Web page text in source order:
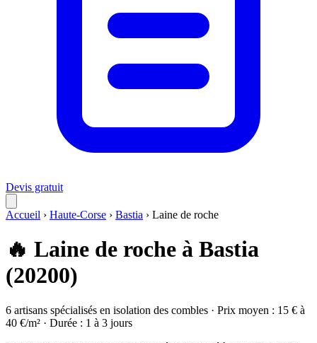
Devis gratuit
Accueil › Haute-Corse › Bastia › Laine de roche
🔥 Laine de roche à Bastia
(20200)
6 artisans spécialisés en isolation des combles · Prix moyen : 15 € à
40 €/m² · Durée : 1 à 3 jours